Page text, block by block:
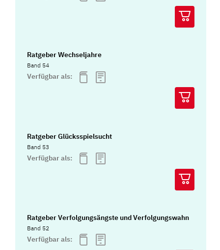
Ratgeber Wechseljahre
Band 54
Verfügbar als:
Ratgeber Glücksspielsucht
Band 53
Verfügbar als:
Ratgeber Verfolgungsängste und Verfolgungswahn
Band 52
Verfügbar als: